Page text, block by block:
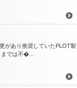
があり推奨していたPLOT製
では不�...